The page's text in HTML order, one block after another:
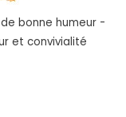
bonne humeur -
et convivialité